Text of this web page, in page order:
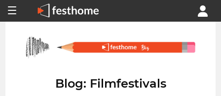
Blog: Filmfestivals